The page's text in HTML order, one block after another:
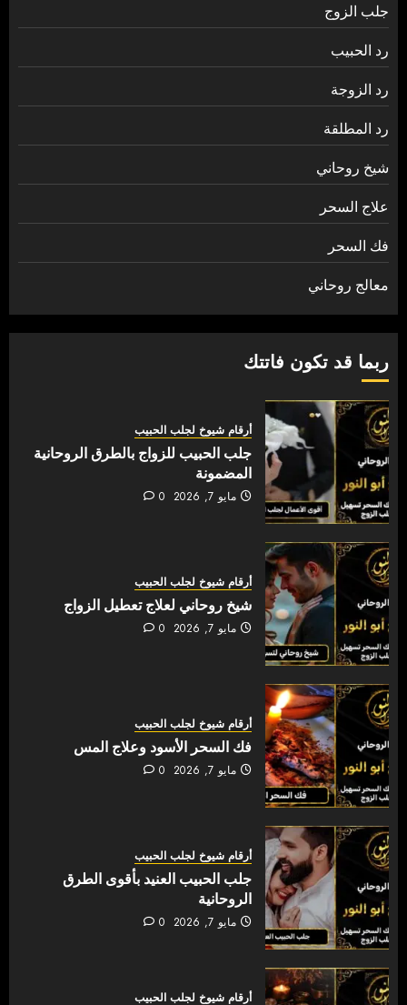
جلب الزوج
رد الحبيب
رد الزوجة
رد المطلقة
شيخ روحاني
علاج السحر
فك السحر
معالج روحاني
ربما قد تكون فاتتك
أرقام شيوخ لجلب الحبيب
جلب الحبيب للزواج بالطرق الروحانية
المضمونة
مايو 7, 2026 0
أرقام شيوخ لجلب الحبيب
شيخ روحاني لعلاج تعطيل الزواج
مايو 7, 2026 0
أرقام شيوخ لجلب الحبيب
فك السحر الأسود وعلاج المس
مايو 7, 2026 0
أرقام شيوخ لجلب الحبيب
جلب الحبيب العنيد بأقوى الطرق
الروحانية
مايو 7, 2026 0
أرقام شيوخ لجلب الحبيب